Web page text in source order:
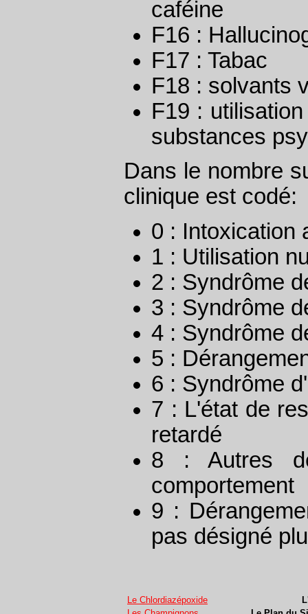
caféine
F16 :
F17 : Tabac
F18 : solvants
F19 :
substances
Dans le nombre
clinique est codé:
0 : Intoxication
1 : Utilisation
2 : Syndrôme
3 : Syndrôme
4 : Syndrôme
5 :
6 : Syndrôme
7 : L'état de
retardé
8 : Autres
comportement
9 :
pas désigné
Le Chlordiazépoxide